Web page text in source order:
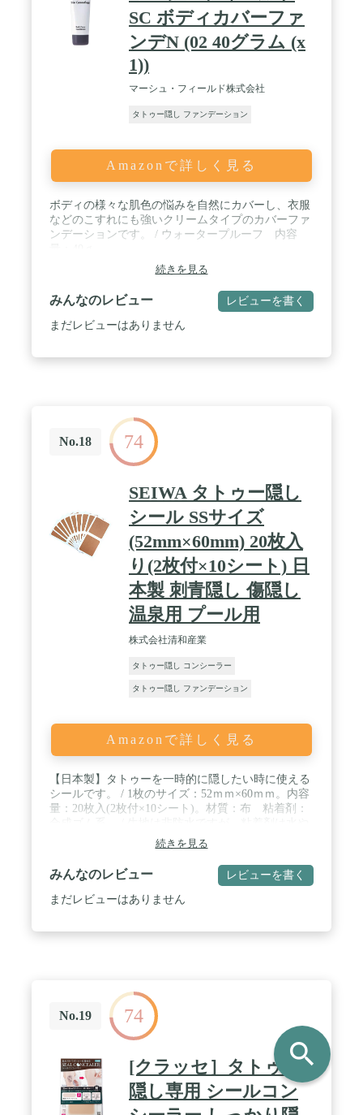
SC ボディカバーファ
ンデN (02 40グラム (x
1))
マーシュ・フィールド株式会社
タトゥー隠し ファンデーション
Amazonで詳しく見る
ボディの様々な肌色の悩みを自然にカバーし、衣服
などのこすれにも強いクリームタイプのカバーファ
ンデーションです。 / ウォータープルーフ 内容
続きを見る
みんなのレビュー レビューを書く
まだレビューはありません
No.18 74
SEIWA タトゥー隠し
シール SSサイズ
(52mm×60mm) 20枚入
り(2枚付×10シート) 日
本製 刺青隠し 傷隠し
温泉用 プール用
株式会社清和産業
タトゥー隠し コンシーラー
タトゥー隠し ファンデーション
Amazonで詳しく見る
【日本製】タトゥーを一時的に隠したい時に使える
シールです。 / 1枚のサイズ：52ｍｍ×60ｍｍ。内容
量：20枚入(2枚付×10シート)。材質：布 粘着剤：
汗に強いので浴場、温泉、サウナ、プール、スポー
ツ施設などでのご使用に最適です。 / 水を使わずに
貼れるシールタイプなので、道具も必要なく、外出
先でも簡単に貼れます。適度に厚みのある布素材な
ので、重ね貼りしなくてもタトゥーをしっかり隠せ
続きを見る
みんなのレビュー レビューを書く
まだレビューはありません
No.19 74
[クラッセ］タトゥー
隠し専用 シールコン
search